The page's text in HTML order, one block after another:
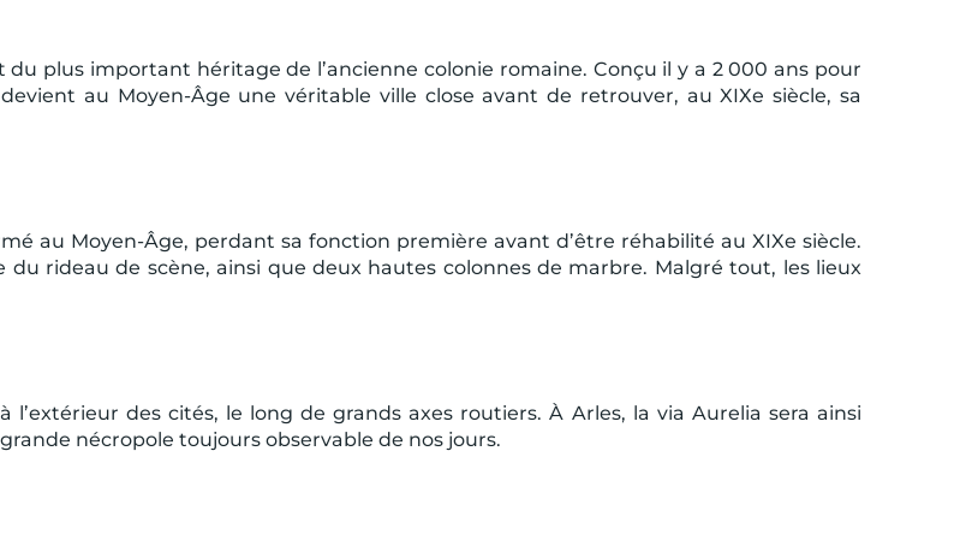
du plus important héritage de l’ancienne colonie romaine. Conçu il y a 2 000 ans pour
au Moyen-Âge une véritable ville close avant de retrouver, au XIXe siècle, sa
au Moyen-Âge, perdant sa fonction première avant d’être réhabilité au XIXe siècle.
du rideau de scène, ainsi que deux hautes colonnes de marbre. Malgré tout, les lieux
des cités, le long de grands axes routiers. À Arles, la via Aurelia sera ainsi
nécropole toujours observable de nos jours.